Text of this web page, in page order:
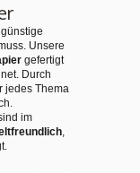
Unsere
gefertigt
Durch
jedes Thema
im
,